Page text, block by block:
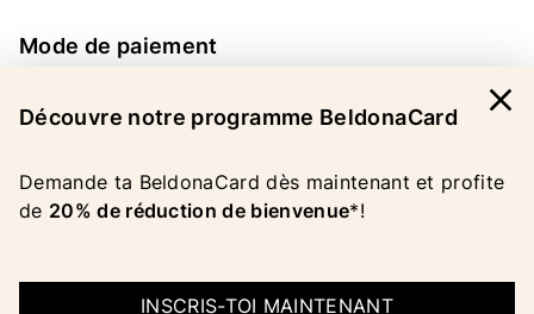
Mode de paiement
COPYRIGHT 2026 BELDONA AG
MENTIONS LEGALES|CGV|PROTECTION DES
Découvre notre programme BeldonaCard
Demande ta BeldonaCard dès maintenant et profite
de 20% de réduction de bienvenue*!
INSCRIS-TOI MAINTENANT
close